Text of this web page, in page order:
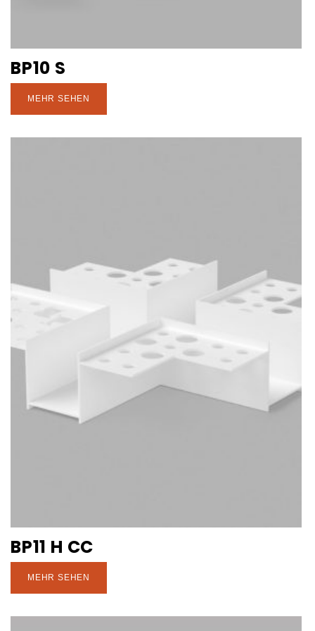
BP10 S
MEHR SEHEN
BP11 H CC
MEHR SEHEN